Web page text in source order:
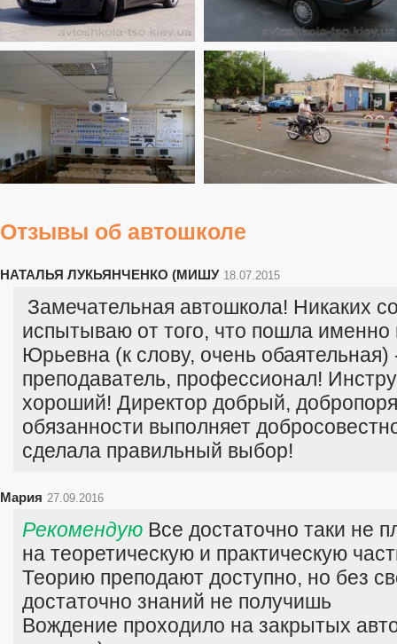
Отзывы об автошколе
НАТАЛЬЯ ЛУКЬЯНЧЕНКО (МИШУ 18.07.2015
Замечательная автошкола! Никаких
испытываю от того, что пошла именно
Юрьевна (к слову, очень
преподаватель, профессионал!
хороший! Директор добрый,
обязанности выполняет
сделала правильный выбор!
Мария 27.09.2016
Рекомендую Все достаточно таки не
на теоретическую и практическую
Теорию преподают доступно, но без
достаточно знаний не получишь
Вождение проходило на закрытых